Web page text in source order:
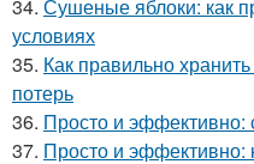
34. Сушеные яблоки: как
условиях
35. Как правильно
потерь
36. Просто и эффективно:
37. Просто и эффективно: